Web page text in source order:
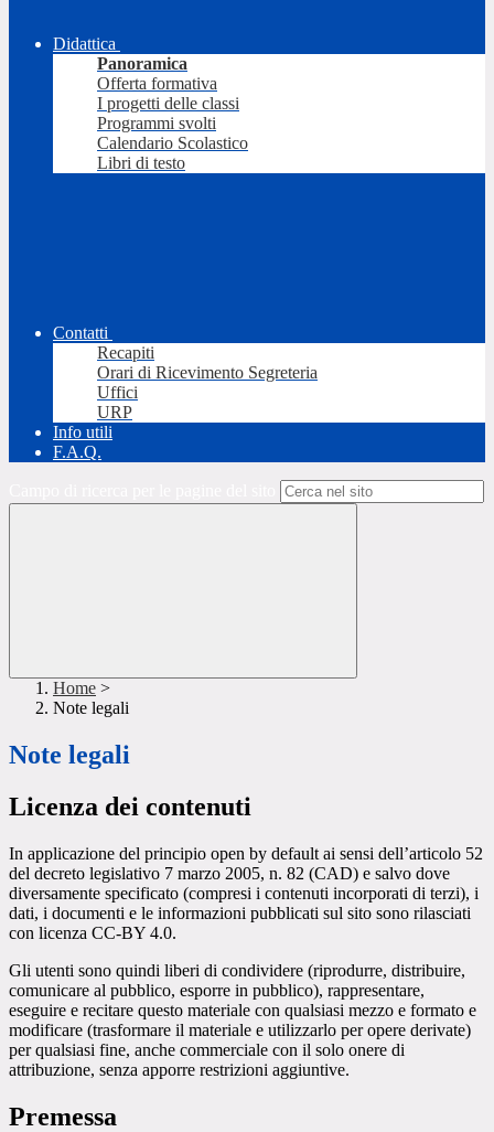
Didattica
Panoramica
Offerta formativa
I progetti delle classi
Programmi svolti
Calendario Scolastico
Libri di testo
Contatti
Recapiti
Orari di Ricevimento Segreteria
Uffici
URP
Info utili
F.A.Q.
Home >
Note legali
Note legali
Licenza dei contenuti
In applicazione del principio open by default ai sensi dell’articolo 52
del decreto legislativo 7 marzo 2005, n. 82 (CAD) e salvo dove
diversamente specificato (compresi i contenuti incorporati di terzi), i
dati, i documenti e le informazioni pubblicati sul sito sono rilasciati
con licenza CC-BY 4.0.
Gli utenti sono quindi liberi di condividere (riprodurre, distribuire,
comunicare al pubblico, esporre in pubblico), rappresentare,
eseguire e recitare questo materiale con qualsiasi mezzo e formato e
modificare (trasformare il materiale e utilizzarlo per opere derivate)
per qualsiasi fine, anche commerciale con il solo onere di
attribuzione, senza apporre restrizioni aggiuntive.
Premessa